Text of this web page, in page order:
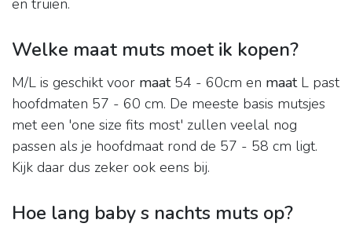
en truien.
Welke maat muts moet ik kopen?
M/L is geschikt voor maat54 - 60cm en maatL past
hoofdmaten 57 - 60 cm. De meeste basis mutsjes
met een 'one size fits most' zullen veelal nog
passen als je hoofdmaat rond de 57 - 58 cm ligt.
Kijk daar dus zeker ook eens bij.
Hoe lang baby s nachts muts op?